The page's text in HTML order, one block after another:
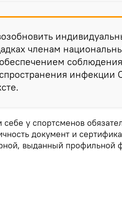
членам
инфекции
себе у спортсменов
документ и
выданный профильной